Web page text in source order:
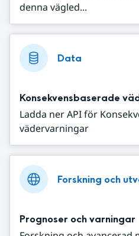
denna vägled...
Data
Konsekvensbaserade
Ladda ner API för
vädervarningar
Forskning och
Prognoser och varningar